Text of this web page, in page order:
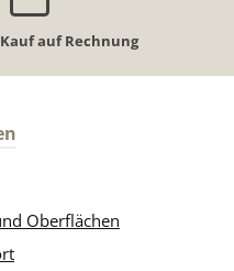
auf Rechnung
Oberflächen